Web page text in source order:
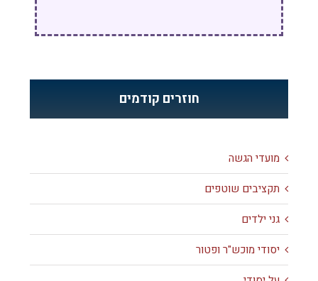
חוזרים קודמים
מועדי הגשה
תקציבים שוטפים
גני ילדים
יסודי מוכש"ר ופטור